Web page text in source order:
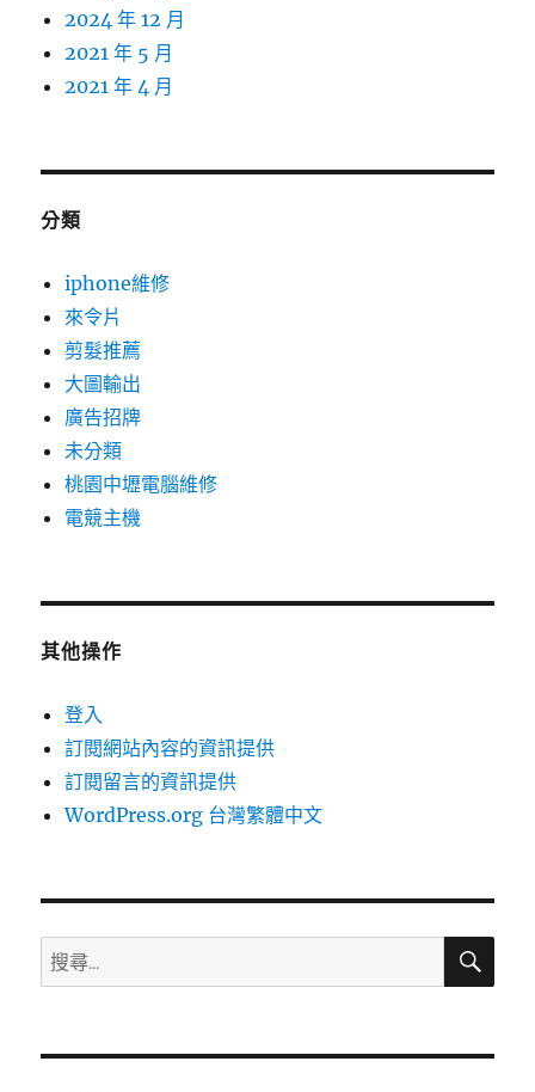
2024 年 12 月
2021 年 5 月
2021 年 4 月
分類
iphone維修
來令片
剪髮推薦
大圖輸出
廣告招牌
未分類
桃園中壢電腦維修
電競主機
其他操作
登入
訂閱網站內容的資訊提供
訂閱留言的資訊提供
WordPress.org 台灣繁體中文
搜
尋
鍵
搜